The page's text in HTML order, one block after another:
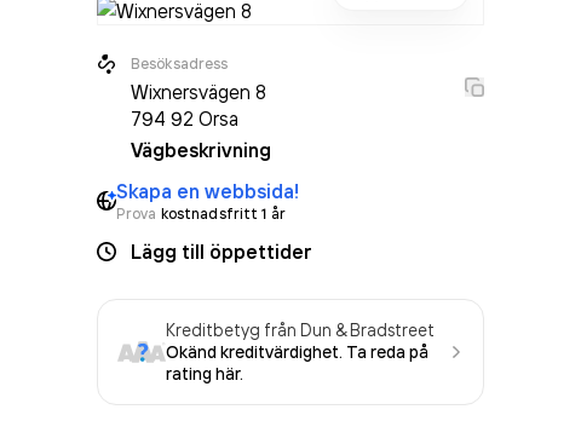
Besöksadress
Wixnersvägen 8
794 92 Orsa
Vägbeskrivning
Skapa en webbsida!
Prova kostnadsfritt 1 år
Lägg till öppettider
Kreditbetyg från Dun & Bradstreet
Okänd kreditvärdighet. Ta reda på
rating här.